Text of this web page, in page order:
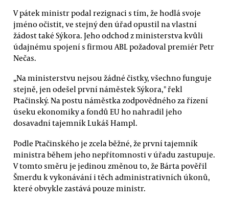
V pátek ministr podal rezignaci s tím, že hodlá svoje
jméno očistit, ve stejný den úřad opustil na vlastní
žádost také Sýkora. Jeho odchod z ministerstva kvůli
údajnému spojení s firmou ABL požadoval premiér Petr
Nečas.
„Na ministerstvu nejsou žádné čistky, všechno funguje
stejně, jen odešel první náměstek Sýkora," řekl
Ptačinský. Na postu náměstka zodpovědného za řízení
úseku ekonomiky a fondů EU ho nahradil jeho
dosavadní tajemník Lukáš Hampl.
Podle Ptačinského je zcela běžné, že první tajemník
ministra během jeho nepřítomnosti v úřadu zastupuje.
V tomto směru je jedinou změnou to, že Bárta pověřil
Šmerdu k vykonávání i těch administrativních úkonů,
které obvykle zastává pouze ministr.